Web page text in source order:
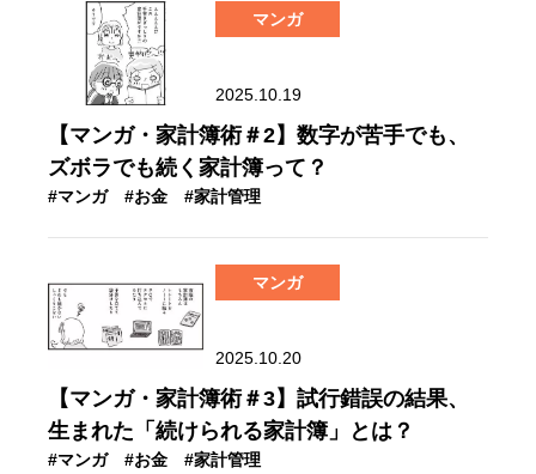
マンガ
2025.10.19
【マンガ・家計簿術＃2】数字が苦手でも、
ズボラでも続く家計簿って？
#マンガ #お金 #家計管理
マンガ
2025.10.20
【マンガ・家計簿術＃3】試行錯誤の結果、
生まれた「続けられる家計簿」とは？
#マンガ #お金 #家計管理